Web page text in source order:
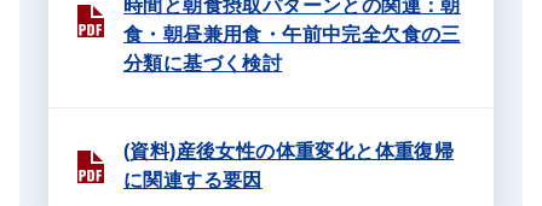
時間と朝食摂取パターンとの関連：朝
食・朝昼兼用食・午前中完全欠食の三
分類に基づく検討
(資料)産後女性の体重変化と体重復帰
に関連する要因